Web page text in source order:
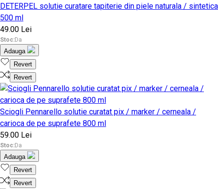
DETERPEL solutie curatare tapiterie din piele naturala / sintetica
500 ml
49.00 Lei
Stoc:Da
Adauga
Revert
Revert
Sciogli Pennarello solutie curatat pix / marker / cerneala /
carioca de pe suprafete 800 ml
59.00 Lei
Stoc:Da
Adauga
Revert
Revert